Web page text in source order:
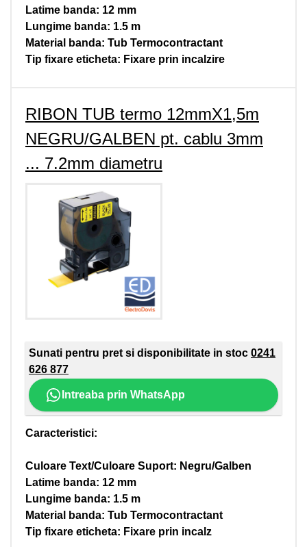
Latime banda: 12 mm
Lungime banda: 1.5 m
Material banda: Tub Termocontractant
Tip fixare eticheta: Fixare prin incalzire
RIBON TUB termo 12mmX1,5m
NEGRU/GALBEN pt. cablu 3mm
... 7.2mm diametru
Sunati pentru pret si disponibilitate in stoc 0241
626 877
Intreaba prin WhatsApp
Caracteristici:
Culoare Text/Culoare Suport: Negru/Galben
Latime banda: 12 mm
Lungime banda: 1.5 m
Material banda: Tub Termocontractant
Tip fixare eticheta: Fixare prin incalz